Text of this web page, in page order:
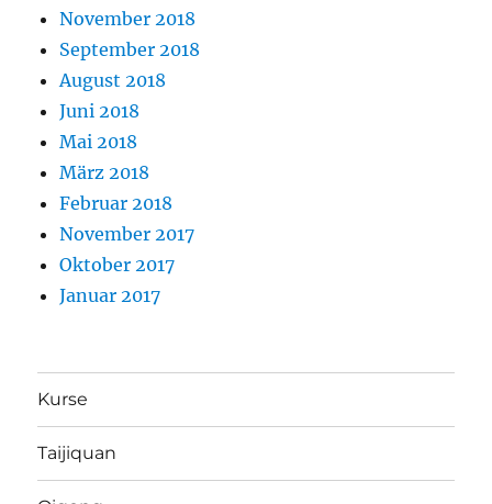
November 2018
September 2018
August 2018
Juni 2018
Mai 2018
März 2018
Februar 2018
November 2017
Oktober 2017
Januar 2017
Kurse
Taijiquan